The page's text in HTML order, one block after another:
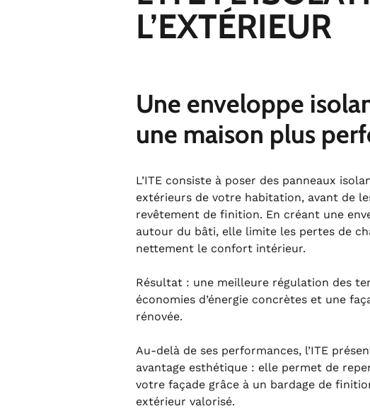
L’EXTÉRIEUR
Une enveloppe
une maison plus
L’ITE consiste à poser des panneaux
extérieurs de votre habitation, avant de
revêtement de finition. En créant une
autour du bâti, elle limite les pertes de
nettement le confort intérieur.
Résultat : une meilleure régulation des
économies d’énergie concrètes et une
rénovée.
Au-delà de ses performances, l’ITE
avantage esthétique : elle permet de
votre façade grâce à un bardage de
extérieur valorisé.